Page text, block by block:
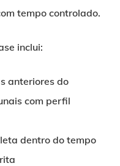
tempo controlado.
inclui:
anteriores do
com perfil
dentro do tempo